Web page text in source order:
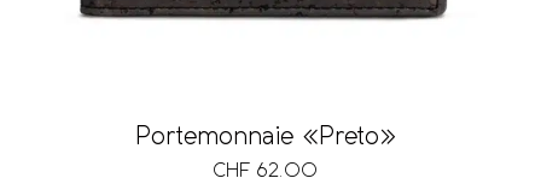
Portemonnaie «Preto»
CHF 62.00